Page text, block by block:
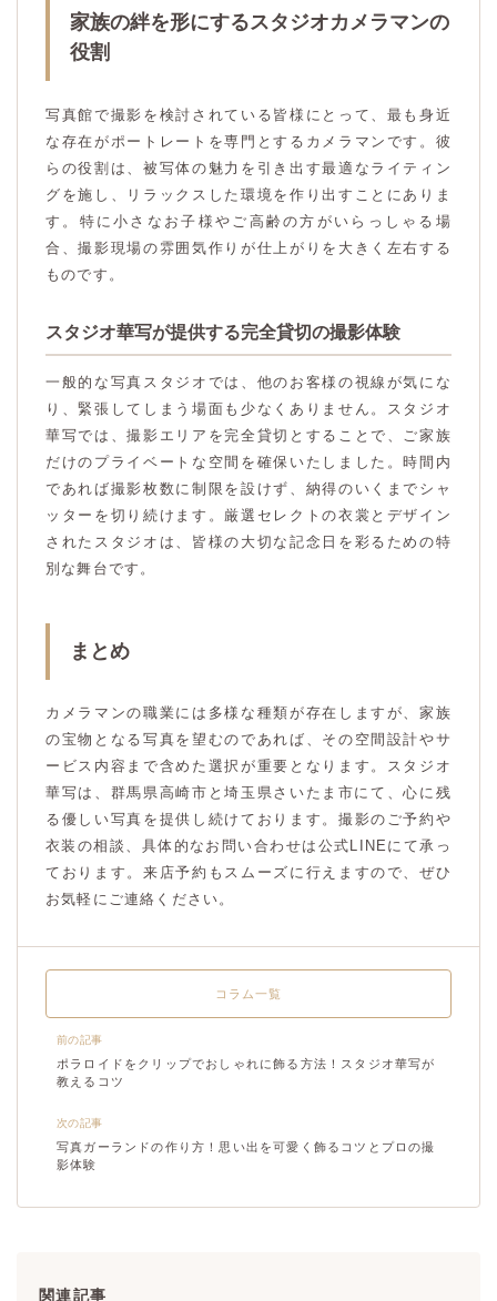
家族の絆を形にするスタジオカメラマンの
役割
写真館で撮影を検討されている皆様にとって、最も身近
な存在がポートレートを専門とするカメラマンです。彼
らの役割は、被写体の魅力を引き出す最適なライティン
グを施し、リラックスした環境を作り出すことにありま
す。特に小さなお子様やご高齢の方がいらっしゃる場
合、撮影現場の雰囲気作りが仕上がりを大きく左右する
ものです。
スタジオ華写が提供する完全貸切の撮影体験
一般的な写真スタジオでは、他のお客様の視線が気にな
り、緊張してしまう場面も少なくありません。スタジオ
華写では、撮影エリアを完全貸切とすることで、ご家族
だけのプライベートな空間を確保いたしました。時間内
であれば撮影枚数に制限を設けず、納得のいくまでシャ
ッターを切り続けます。厳選セレクトの衣裳とデザイン
されたスタジオは、皆様の大切な記念日を彩るための特
別な舞台です。
まとめ
カメラマンの職業には多様な種類が存在しますが、家族
の宝物となる写真を望むのであれば、その空間設計やサ
ービス内容まで含めた選択が重要となります。スタジオ
華写は、群馬県高崎市と埼玉県さいたま市にて、心に残
る優しい写真を提供し続けております。撮影のご予約や
衣装の相談、具体的なお問い合わせは公式LINEにて承っ
ております。来店予約もスムーズに行えますので、ぜひ
お気軽にご連絡ください。
前の記事
ポラロイドをクリップでおしゃれに飾る方法！スタジオ華写が
教えるコツ
コラム一覧
次の記事
写真ガーランドの作り方！思い出を可愛く飾るコツとプロの撮
影体験
関連記事